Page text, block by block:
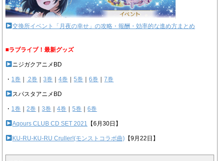
交換所イベント「月夜の幸せ」の攻略・報酬・効率的な進め方まとめ
■ラブライブ！最新グッズ
ニジガクアニメBD
・ 1巻 2巻 ｜3巻 ｜4巻 ｜5巻 ｜6巻 ｜7巻
スパスタアニメBD
・ 1巻 ｜2巻 ｜3巻 ｜4巻 ｜5巻 ｜6巻
Aqours CLUB CD SET 2021 【6月30日】
KU-RU-KU-RU Cruller!(モンストコラボ曲) 【9月22日】